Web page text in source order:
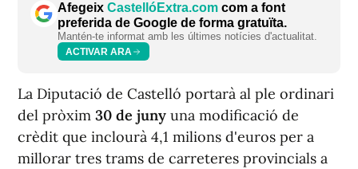
Afegeix CastellóExtra.com com a font
preferida de Google de forma gratuïta.
Mantén-te informat amb les últimes notícies d'actualitat.
ACTIVAR ARA
La Diputació de Castelló portarà al ple ordinari
del pròxim 30 de juny una modificació de
crèdit que inclourà 4,1 milions d'euros per a
millorar tres trams de carreteres provincials a